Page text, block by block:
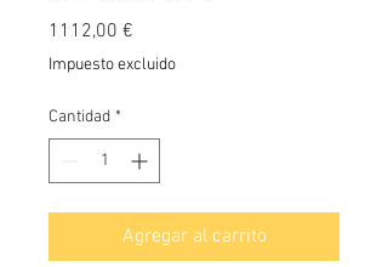
1112,00 €
Impuesto excluido
Cantidad *
Agregar al carrito